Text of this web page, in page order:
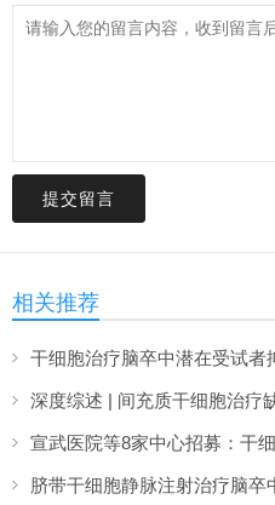
提交留言
相关推荐